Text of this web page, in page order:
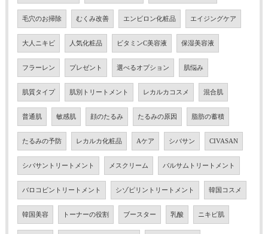
毛穴のお掃除 むくみ改善 エンビロン化粧品 エイジングケア
大人ニキビ 人気化粧品 ビタミンC美容液 保湿美容液
フラーレン プレゼント 選べるオプション 肌悩み
肌質タイプ 肌別トリートメント レカルカコスメ 混合肌
普通肌 敏感肌 顔のたるみ たるみの原因 脂肪の蓄積
たるみの予防 レカルカ化粧品 Aケア シバサン CIVASAN
シバサントリートメント メスクリーム バルサムトリートメント
バロコビントリートメント シゾピリントリートメント 韓国コスメ
韓国美容 トーナーの役割 ブースター 乳酸 ニキビ肌